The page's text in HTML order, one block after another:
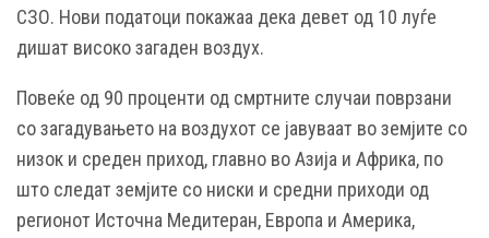
СЗО. Нови податоци покажаа дека девет од 10 луѓе
дишат високо загаден воздух.
Повеќе од 90 проценти од смртните случаи поврзани
со загадувањето на воздухот се јавуваат во земјите со
низок и среден приход, главно во Азија и Африка, по
што следат земјите со ниски и средни приходи од
регионот Источна Медитеран, Европа и Америка,